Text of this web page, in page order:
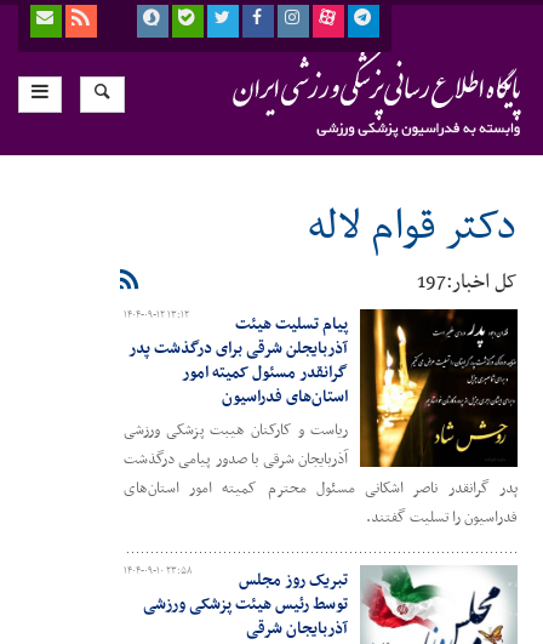
دکتر قوام لاله
کل اخبار:197
۱۴۰۴-۰۹-۱۲ ۱۳:۱۲
پیام تسلیت هیئت
آذربایجلن شرقی برای درگذشت پدر
گرانقدر مسئول کمیته امور
استان‌های فدراسیون
ریاست و کارکنان هیبت پزشکی ورزشی
آذربایجان شرقی با صدور پیامی درگذشت
پدر گرانقدر ناصر اشکانی مسئول محترم کمیته امور استان‌های
فدراسیون را تسلیت گفتند.
۱۴۰۴-۰۹-۱۰ ۲۳:۵۸
تبریک روز مجلس
توسط رئیس هیئت پزشکی ورزشی
آذربایجان شرقی